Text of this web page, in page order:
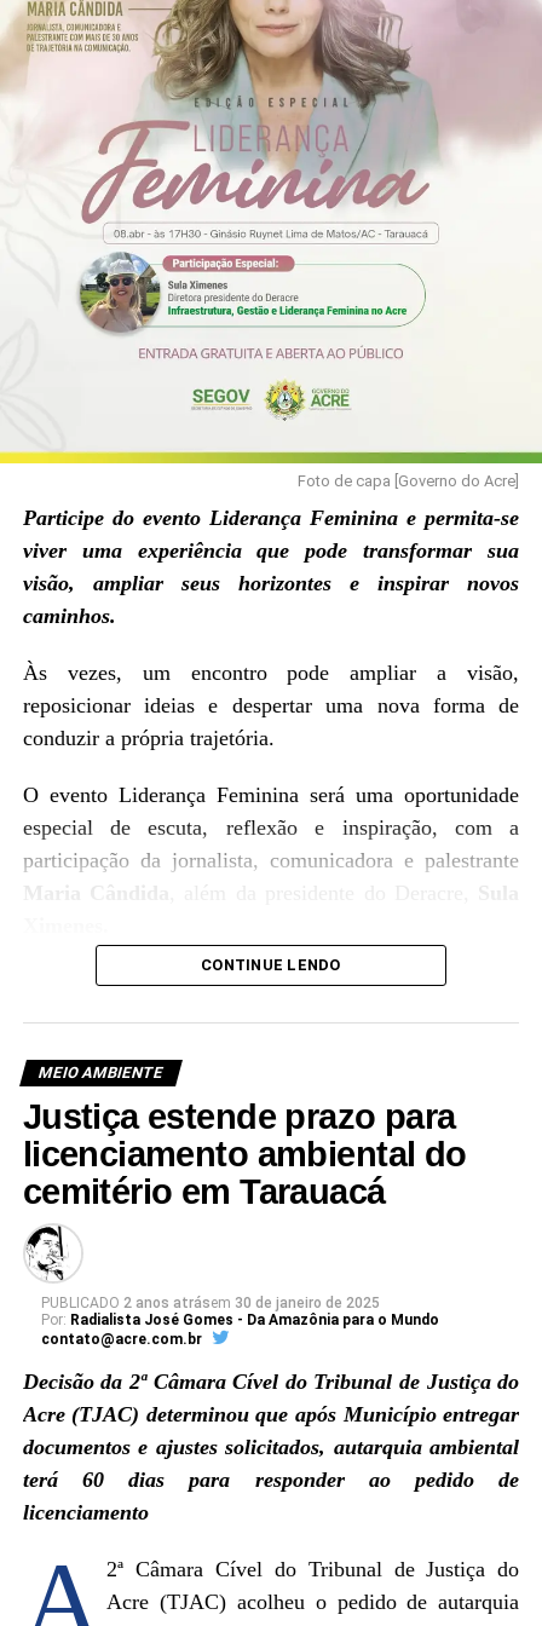
Foto de capa [Governo do Acre]
Participe do evento Liderança Feminina e permita-se
viver uma experiência que pode transformar sua
visão, ampliar seus horizontes e inspirar novos
caminhos.
Às vezes, um encontro pode ampliar a visão,
reposicionar ideias e despertar uma nova forma de
conduzir a própria trajetória.
O evento Liderança Feminina será uma oportunidade
especial de escuta, reflexão e inspiração, com a
participação da jornalista, comunicadora e palestrante
Ver essa foto no Instagram
CONTINUE LENDO
MEIO AMBIENTE
Justiça estende prazo para
licenciamento ambiental do
cemitério em Tarauacá
PUBLICADO 2 anos atrásem 30 de janeiro de 2025
Por: Radialista José Gomes - Da Amazônia para o Mundo
contato@acre.com.br
Decisão da 2ª Câmara Cível do Tribunal de Justiça do
Acre (TJAC) determinou que após Município entregar
documentos e ajustes solicitados, autarquia ambiental
terá 60 dias para responder ao pedido de
licenciamento
A 2ª Câmara Cível do Tribunal de Justiça do
Acre (TJAC) acolheu o pedido de autarquia